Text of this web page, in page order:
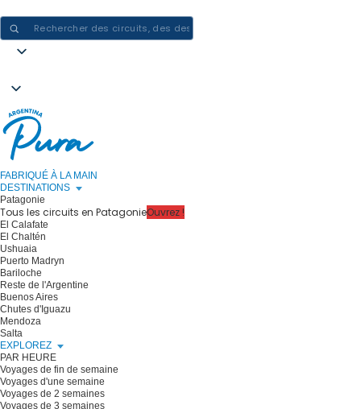
FABRIQUÉ À LA MAIN
DESTINATIONS
Patagonie
Tous les circuits en PatagonieOuvrez !
El Calafate
El Chaltén
Ushuaia
Puerto Madryn
Bariloche
Reste de l'Argentine
Buenos Aires
Chutes d'Iguazu
Mendoza
Salta
EXPLOREZ
PAR HEURE
Voyages de fin de semaine
Voyages d'une semaine
Voyages de 2 semaines
Voyages de 3 semaines